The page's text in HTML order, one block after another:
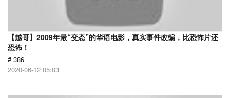
【越哥】2009年最“变态”的华语电影，真实事件改编，比恐怖片还
恐怖！
# 386
2020-06-12 05:03